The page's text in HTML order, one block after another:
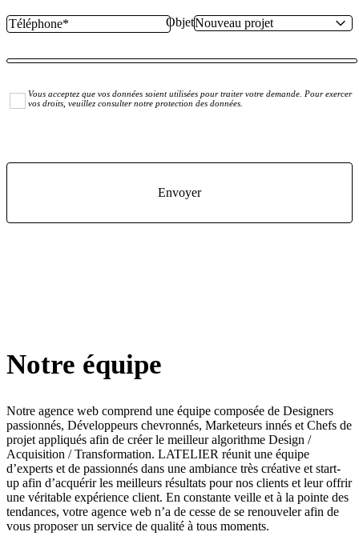
Objet
Vous acceptez que vos données soient utilisées pour traiter votre demande. Pour exercer
vos droits, veuillez consulter notre protection des données.
Notre équipe
Notre agence web comprend une équipe composée de Designers
passionnés, Développeurs chevronnés, Marketeurs innés et Chefs de
projet appliqués afin de créer le meilleur algorithme Design /
Acquisition / Transformation. LATELIER réunit une équipe
d’experts et de passionnés dans une ambiance très créative et start-
up afin d’acquérir les meilleurs résultats pour nos clients et leur offrir
une véritable expérience client. En constante veille et à la pointe des
tendances, votre agence web n’a de cesse de se renouveler afin de
vous proposer un service de qualité à tous moments.